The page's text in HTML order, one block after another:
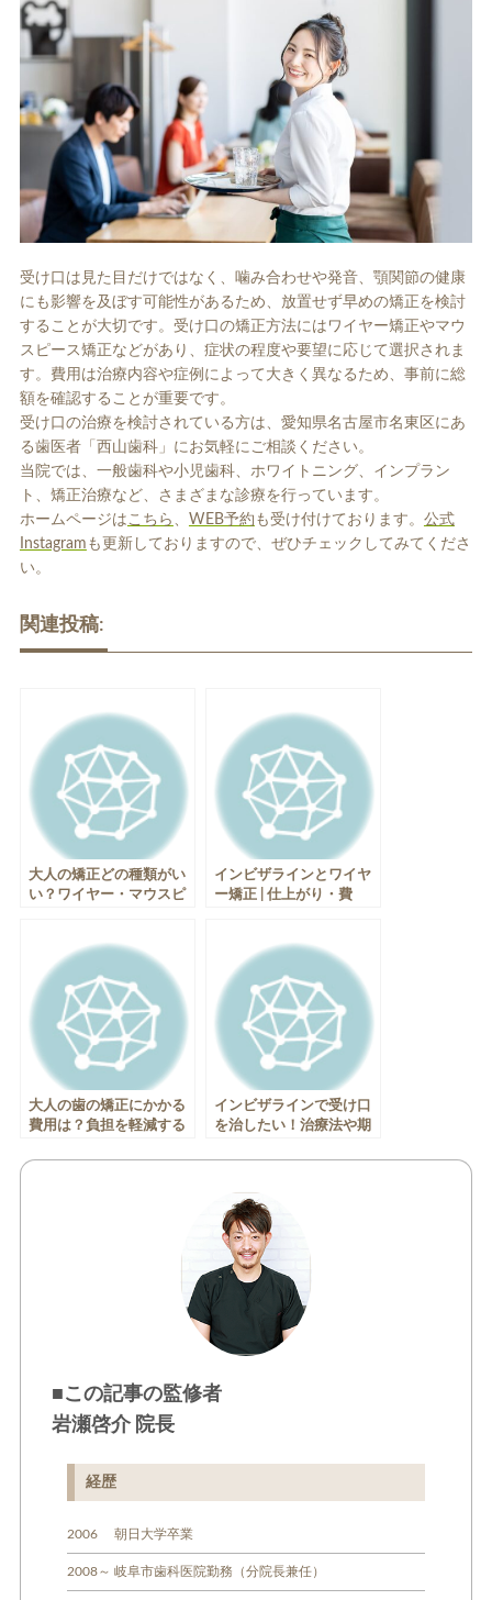
受け口は見た目だけではなく、噛み合わせや発音、顎関節の健康
にも影響を及ぼす可能性があるため、放置せず早めの矯正を検討
することが大切です。受け口の矯正方法にはワイヤー矯正やマウ
スピース矯正などがあり、症状の程度や要望に応じて選択されま
す。費用は治療内容や症例によって大きく異なるため、事前に総
額を確認することが重要です。
受け口の治療を検討されている方は、愛知県名古屋市名東区にあ
る歯医者「西山歯科」にお気軽にご相談ください。
当院では、一般歯科や小児歯科、ホワイトニング、インプラン
ト、矯正治療など、さまざまな診療を行っています。
ホームページは こちら WEB予約 も受け付けております。 公式
Instagram も更新しておりますので、ぜひチェックしてみてくださ
い。
関連投稿:
大人の矯正どの種類がい
い？ワイヤー・マウスピ
インビザラインとワイヤ
ー矯正 | 仕上がり・費
大人の歯の矯正にかかる
費用は？負担を軽減する
インビザラインで受け口
を治したい！治療法や期
■この記事の監修者
岩瀬啓介 院長
経歴
2006 朝日大学卒業
2008～ 岐阜市歯科医院勤務（分院長兼任）